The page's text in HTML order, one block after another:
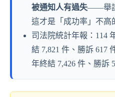
被通知人有過失——舉
這才是「成功率」不高
司法院統計年報：114
結 7,821 件、勝訴 617
年終結 7,426 件、勝訴